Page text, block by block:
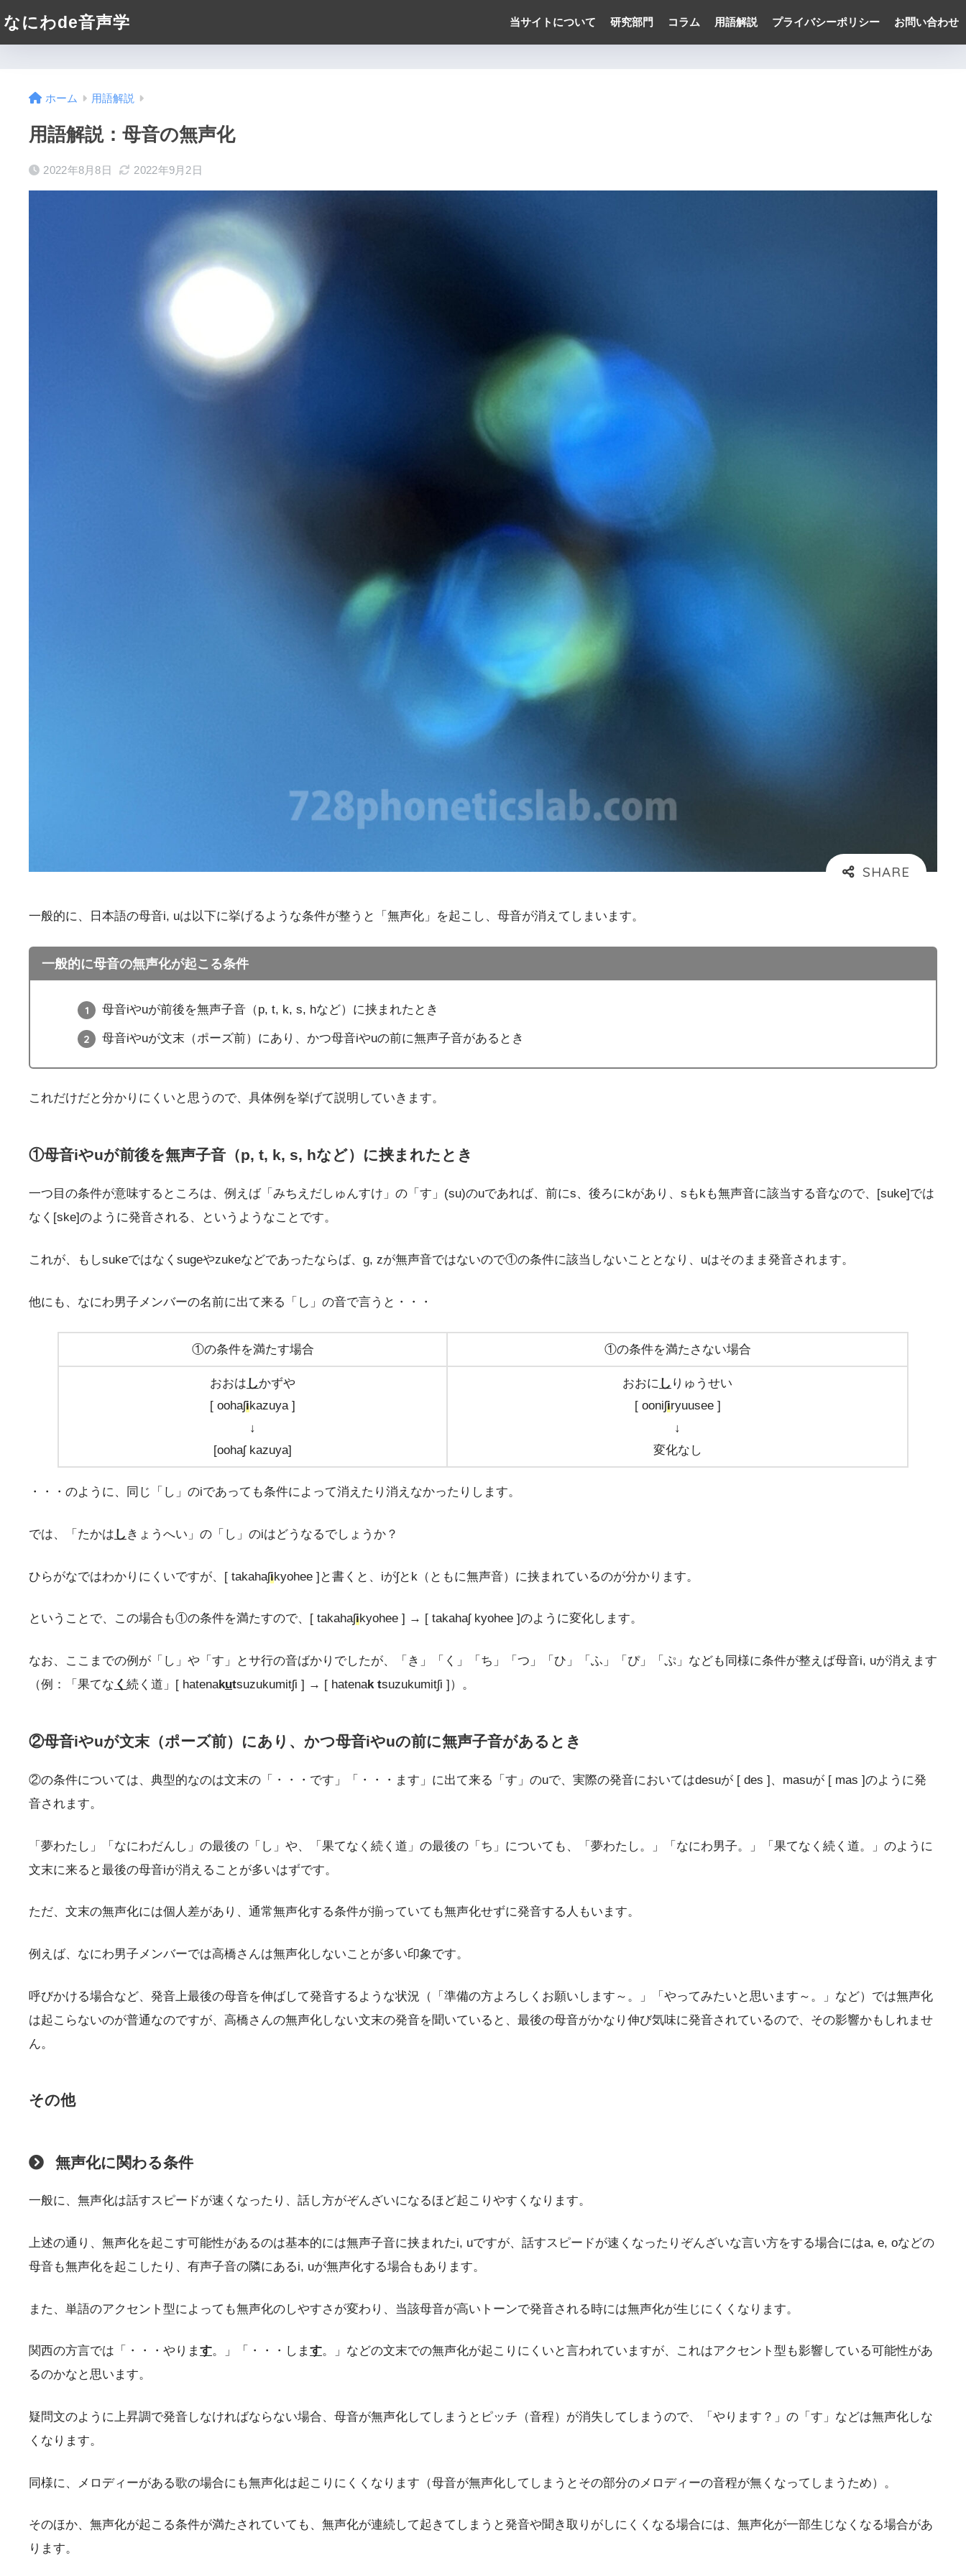
なにわde音声学 当サイトについて 研究部門 コラム 用語解説 プライバシーポリシー お問い合わせ
ホーム 用語解説
用語解説：母音の無声化
2022年8月8日 2022年9月2日
一般的に、日本語の母音i, uは以下に挙げるような条件が整うと「無声化」を起こし、母音が消えてしまいます。
一般的に母音の無声化が起こる条件
母音iやuが前後を無声子音（p, t, k, s, hなど）に挟まれたとき
母音iやuが文末（ポーズ前）にあり、かつ母音iやuの前に無声子音があるとき
これだけだと分かりにくいと思うので、具体例を挙げて説明していきます。
①母音iやuが前後を無声子音（p, t, k, s, hなど）に挟まれたとき
一つ目の条件が意味するところは、例えば「みちえだしゅんすけ」の「す」(su)のuであれば、前にs、後ろにkがあり、sもkも無声音に該当する音なので、[suke]では
なく[ske]のように発音される、というようなことです。
これが、もしsukeではなくsugeやzukeなどであったならば、g, zが無声音ではないので①の条件に該当しないこととなり、uはそのまま発音されます。
他にも、なにわ男子メンバーの名前に出て来る「し」の音で言うと・・・
①の条件を満たす場合 ①の条件を満たさない場合
おおは しかずや
[ oohaʃikazuya ]
↓
[oohaʃ kazuya]
おおに し りゅうせい
[ ooniʃiryuusee ]
↓
変化なし
・・・のように、同じ「し」のiであっても条件によって消えたり消えなかったりします。
では、「たかは し きょうへい」の「し」のiはどうなるでしょうか？
ひらがなではわかりにくいですが、[ takahaʃikyohee ]と書くと、iがʃとk（ともに無声音）に挟まれているのが分かります。
ということで、この場合も①の条件を満たすので、[ takahaʃikyohee ] → [ takahaʃ kyohee ]のように変化します。
なお、ここまでの例が「し」や「す」とサ行の音ばかりでしたが、「き」「く」「ち」「つ」「ひ」「ふ」「ぴ」「ぷ」なども同様に条件が整えば母音i, uが消えます
（例：「果てな く 続く道」[ hatenakutsuzukumitʃi ] → [ hatenak tsuzukumitʃi ]）。
②母音iやuが文末（ポーズ前）にあり、かつ母音iやuの前に無声子音があるとき
②の条件については、典型的なのは文末の「・・・です」「・・・ます」に出て来る「す」のuで、実際の発音においてはdesuが [ des ]、masuが [ mas ]のように発
音されます。
「夢わたし」「なにわだんし」の最後の「し」や、「果てなく続く道」の最後の「ち」についても、「夢わたし。」「なにわ男子。」「果てなく続く道。」のように
文末に来ると最後の母音iが消えることが多いはずです。
ただ、文末の無声化には個人差があり、通常無声化する条件が揃っていても無声化せずに発音する人もいます。
例えば、なにわ男子メンバーでは高橋さんは無声化しないことが多い印象です。
呼びかける場合など、発音上最後の母音を伸ばして発音するような状況（「準備の方よろしくお願いします～。」「やってみたいと思います～。」など）では無声化
は起こらないのが普通なのですが、高橋さんの無声化しない文末の発音を聞いていると、最後の母音がかなり伸び気味に発音されているので、その影響かもしれませ
ん。
その他
無声化に関わる条件
一般に、無声化は話すスピードが速くなったり、話し方がぞんざいになるほど起こりやすくなります。
上述の通り、無声化を起こす可能性があるのは基本的には無声子音に挟まれたi, uですが、話すスピードが速くなったりぞんざいな言い方をする場合にはa, e, oなどの
母音も無声化を起こしたり、有声子音の隣にあるi, uが無声化する場合もあります。
また、単語のアクセント型によっても無声化のしやすさが変わり、当該母音が高いトーンで発音される時には無声化が生じにくくなります。
関西の方言では「・・・やりま す。」「・・・しま す。」などの文末での無声化が起こりにくいと言われていますが、これはアクセント型も影響している可能性があ
るのかなと思います。
疑問文のように上昇調で発音しなければならない場合、母音が無声化してしまうとピッチ（音程）が消失してしまうので、「やります？」の「す」などは無声化しな
くなります。
同様に、メロディーがある歌の場合にも無声化は起こりにくくなります（母音が無声化してしまうとその部分のメロディーの音程が無くなってしまうため）。
そのほか、無声化が起こる条件が満たされていても、無声化が連続して起きてしまうと発音や聞き取りがしにくくなる場合には、無声化が一部生じなくなる場合があ
ります。